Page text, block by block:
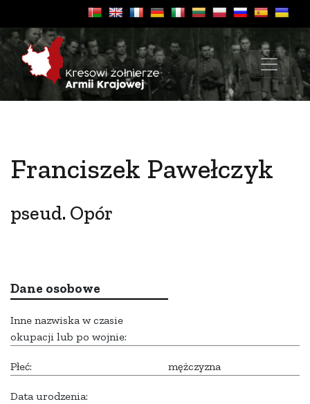
Franciszek Pawełczyk
pseud. Opór
Dane osobowe
Inne nazwiska w czasie
okupacji lub po wojnie:
Płeć: mężczyzna
Data urodzenia: